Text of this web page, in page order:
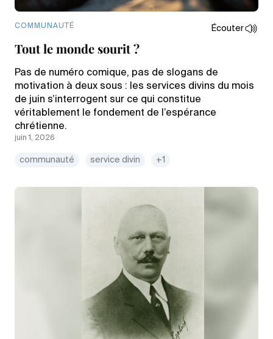
COMMUNAUTÉ Écouter
Tout le monde sourit ?
Pas de numéro comique, pas de slogans de
motivation à deux sous : les services divins du mois
de juin s’interrogent sur ce qui constitue
véritablement le fondement de l’espérance
chrétienne.
juin 1, 2026
communauté service divin +1